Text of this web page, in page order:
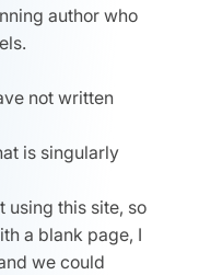
author who
not written
is singularly
using this site, so
a blank page, I
we could